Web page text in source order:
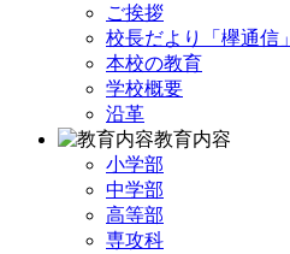
ご挨拶
校長だより「欅通信」
本校の教育
学校概要
沿革
教育内容
小学部
中学部
高等部
専攻科